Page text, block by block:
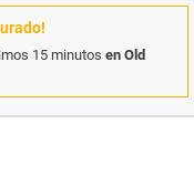
15 minutos en Old